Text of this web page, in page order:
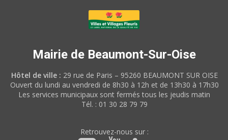
Mairie de Beaumont-Sur-Oise
Hôtel de ville : 29 rue de Paris – 95260 BEAUMONT SUR OISE
Ouvert du lundi au vendredi de 8h30 à 12h et de 13h30 à 17h30
Les services municipaux sont fermés tous les jeudis matin
Tél. : 01 30 28 79 79
Retrouvez-nous sur :